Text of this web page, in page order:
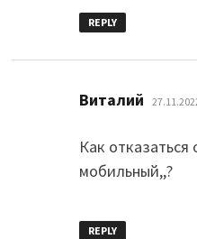
REPLY
Виталий says:
Как отказаться
мобильный,,?
REPLY